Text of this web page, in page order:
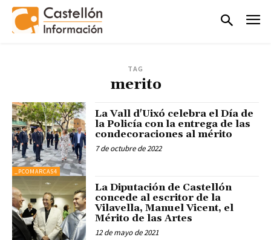
TAG
merito
_PCOMARCAS4
La Vall d'Uixó celebra el Día de
la Policía con la entrega de las
condecoraciones al mérito
7 de octubre de 2022
La Diputación de Castellón
concede al escritor de la
Vilavella, Manuel Vicent, el
Mérito de las Artes
12 de mayo de 2021